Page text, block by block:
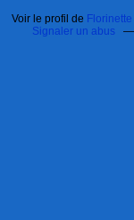
Voir le profil de Florinette
Signaler un abus